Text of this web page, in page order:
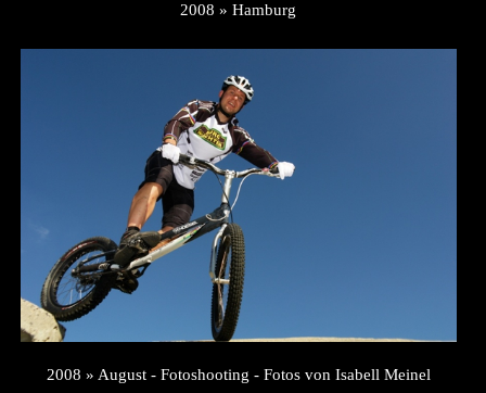
2008 » Hamburg
2008 » August - Fotoshooting - Fotos von Isabell Meinel